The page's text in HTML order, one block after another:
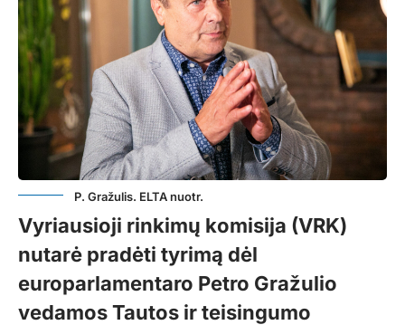
P. Gražulis. ELTA nuotr.
Vyriausioji rinkimų komisija (VRK)
nutarė pradėti tyrimą dėl
europarlamentaro Petro Gražulio
vedamos Tautos ir teisingumo